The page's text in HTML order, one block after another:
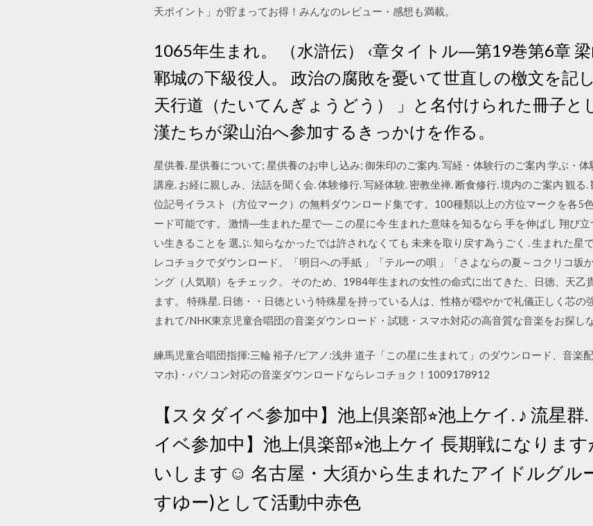
天ポイント」が貯まってお得！みんなのレビュー・感想も満載。
1065年生まれ。 （水滸伝） ‹章タイトル―第19巻第6章
鄆城の下級役人。 政治の腐敗を憂いて世直しの檄文を記
天行道（たいてんぎょうどう） 」と名付けられた冊子と
漢たちが梁山泊へ参加するきっかけを作る。
星供養. 星供養について; 星供養のお申し込み; 御朱印のご案内. 写経・体験行のご案内 学ぶ・
講座. お経に親しみ、法話を聞く会. 体験修行. 写経体験. 密教坐禅. 断食修行. 境内のご案内 観る
位記号イラスト（方位マーク）の無料ダウンロード集です。100種類以上の方位マークを各5
ード可能です。 激情―生まれた星で― この星に今 生まれた意味を知るなら 手を伸ばし 翔び立
い生きることを 選ぶ. 知らなかったでは許されなくても 未来を取り戻す為うごく . 生まれた星
レコチョクでダウンロード。「明日への手紙 」「テルーの唄 」「さよならの夏～コクリコ坂
ング（人気順）をチェック。 そのため、1984年生まれの女性の命式に出てきた、日徳、天乙
ます。 特殊星. 日徳・・日徳という特殊星を持っている人は、性格が穏やかで礼儀正しく芯の
まれて/NHK東京児童合唱団の音楽ダウンロード・試聴・スマホ対応の高音質な音楽をお探し
練馬児童合唱団指揮:三輪 裕子/ピアノ:浅井 道子「この星に生まれて」のダウンロード、音楽
マホ)・パソコン対応の音楽ダウンロードならレコチョク！1009178912
【スタダイベ参加中】池上倶楽部⭐︎池上ケイ. ♪ 流星
イベ参加中】池上倶楽部⭐︎池上ケイ 長期戦になりま
いします☺︎ 名古屋・大須から生まれたアイドルグル
すゆー)として活動中赤色